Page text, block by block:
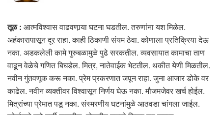
तूळ : आत्मविश्वास वाढवणार्‍या घटना घडतील. तरुणांना यश मिळेल.
अहंकारापासून दूर राहा. काही ठिकाणी संयम ठेवा. कोणाला प्रतिक्रिया देऊ
नका. अडकलेली कामे गुरुबळामुळे पुढे सरकतील. व्यवसायात कामाचा ताण
वाढून वेळेचे गणित बिघडेल. मित्र, नातेवाईक भेटतील. थकीत येणी मिळतील.
नवीन गुंतवणूक करू नका. प्रेम प्रकरणात जपून राहा. जुना आजार डोके वर
काढेल. नवीन व्यक्तीवर विश्वासून निर्णय घेऊ नका. मौजमजेवर खर्च होईल.
मित्रांच्या प्रेमात पडू नका. संस्मरणीय घटनांमुळे आठवडा चांगला जाईल.